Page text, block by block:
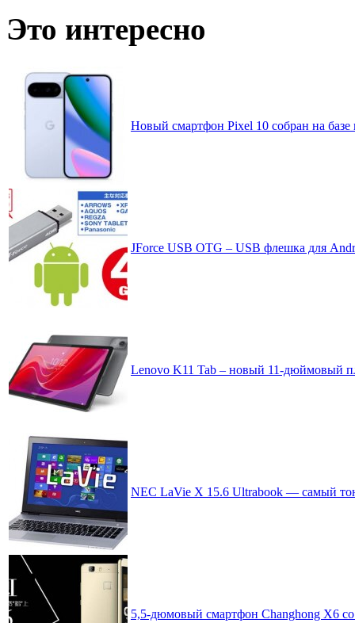
месяцам
Это интересно
Новый смартфон Pixel 10 собран на
JForce USB OTG – USB флешка для
Lenovo K11 Tab – новый 11-дюймовый
NEC LaVie X 15.6 Ultrabook — самый
5,5-дюмовый смартфон Changhong X6 со